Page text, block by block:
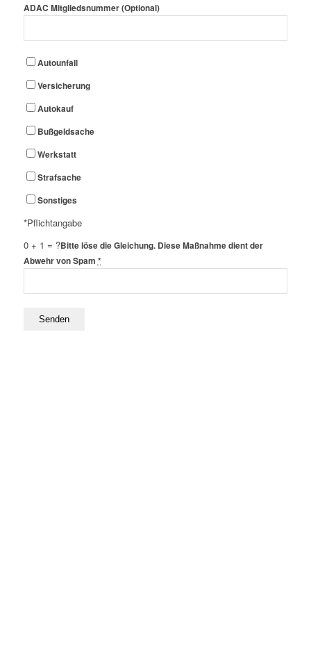
ADAC Mitgliedsnummer (Optional)
Autounfall
Versicherung
Autokauf
Bußgeldsache
Werkstatt
Strafsache
Sonstiges
*Pflichtangabe
0 + 1 = ?Bitte löse die Gleichung. Diese Maßnahme dient der
Abwehr von Spam *